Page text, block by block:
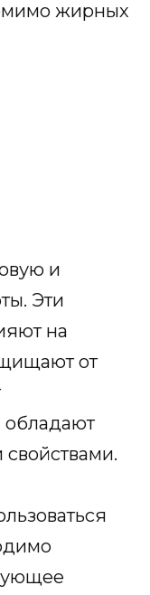
жирных
и
Эти
на
от
обладают